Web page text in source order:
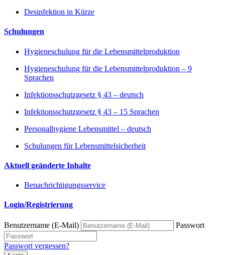
Desinfektion in Kürze
Schulungen
Hygieneschulung für die Lebensmittelproduktion
Hygieneschulung für die Lebensmittelproduktion – 9
Sprachen
Infektionsschutzgesetz § 43 – deutsch
Infektionsschutzgesetz § 43 – 15 Sprachen
Personalhygiene Lebensmittel – deutsch
Schulungen für Lebensmittelsicherheit
Aktuell geänderte Inhalte
Benachrichtigungsservice
Login/Registrierung
Benutzername (E-Mail) Passwort
Passwort vergessen?